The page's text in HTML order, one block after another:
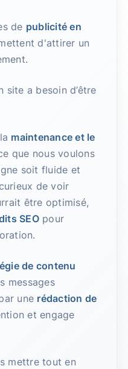
de publicité en
d'attirer un
site a besoin d’être
maintenance et le
que nous voulons
soit fluide et
de voir
être optimisé,
SEOpour
de contenu
messages
une rédaction de
et engage
mettre tout en